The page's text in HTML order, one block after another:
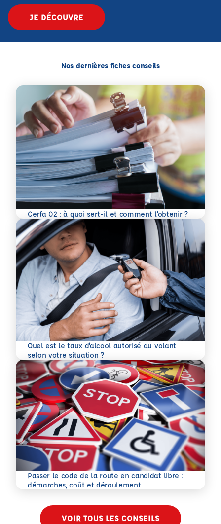
JE DÉCOUVRE
Nos dernières fiches conseils
Cerfa 02 : à quoi sert-il et comment l’obtenir ?
En savoir plus
Quel est le taux d’alcool autorisé au volant
selon votre situation ?
En savoir plus
Passer le code de la route en candidat libre :
démarches, coût et déroulement
En savoir plus
VOIR TOUS LES CONSEILS